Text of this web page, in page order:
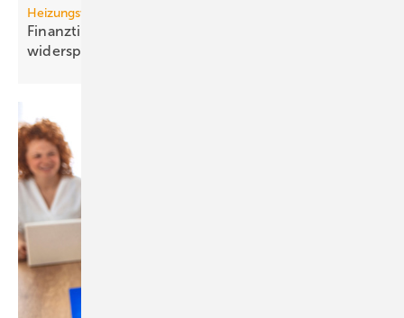
Heizungswende
Finanztip: Kosten für Gasan­schluss-Stillle­gung
widersprechen